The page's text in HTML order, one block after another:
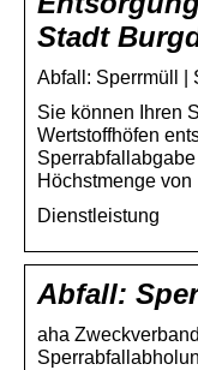
Stadt
Abfall: Sperrmüll |
Sie können Ihren
Wertstoffhöfen
Höchstmenge
Dienstleistung
Abfall:
aha